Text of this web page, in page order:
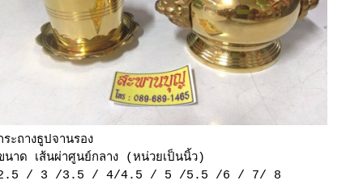
ระถางธูปจานรอง
นาด เส้นผ่าศูนย์กลาง (หน่วยเป็นนิ้ว)
/ 3 /3.5 / 4/4.5 / 5 /5.5 /6 / 7/ 8